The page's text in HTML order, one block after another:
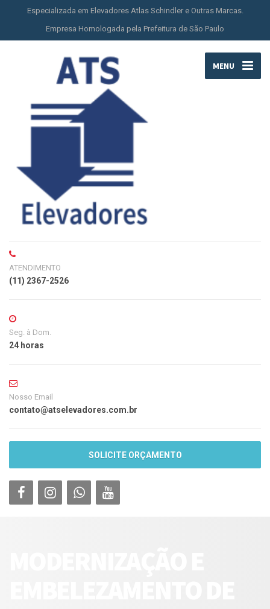
Especializada em Elevadores Atlas Schindler e Outras Marcas.
Empresa Homologada pela Prefeitura de São Paulo
MENU
ATENDIMENTO
(11) 2367-2526
Seg. à Dom.
24 horas
Nosso Email
contato@atselevadores.com.br
SOLICITE ORÇAMENTO